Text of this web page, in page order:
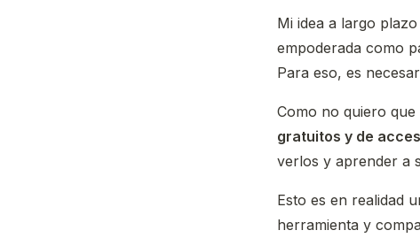
Mi idea a largo
empoderada como
Para eso, es
Como no quiero
gratuitos y de
verlos y aprender a
Esto es en realidad
herramienta y